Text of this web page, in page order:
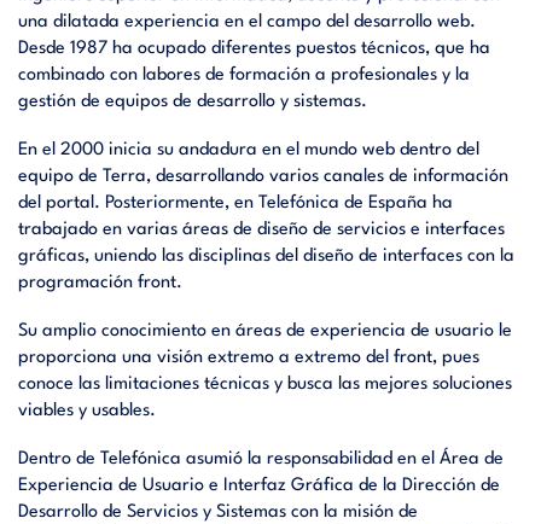
una dilatada experiencia en el campo del desarrollo web.
Desde 1987 ha ocupado diferentes puestos técnicos, que ha
combinado con labores de formación a profesionales y la
gestión de equipos de desarrollo y sistemas.
En el 2000 inicia su andadura en el mundo web dentro del
equipo de Terra, desarrollando varios canales de información
del portal. Posteriormente, en Telefónica de España ha
trabajado en varias áreas de diseño de servicios e interfaces
gráficas, uniendo las disciplinas del diseño de interfaces con la
programación front.
Su amplio conocimiento en áreas de experiencia de usuario le
proporciona una visión extremo a extremo del front, pues
conoce las limitaciones técnicas y busca las mejores soluciones
viables y usables.
Dentro de Telefónica asumió la responsabilidad en el Área de
Experiencia de Usuario e Interfaz Gráfica de la Dirección de
Desarrollo de Servicios y Sistemas con la misión de